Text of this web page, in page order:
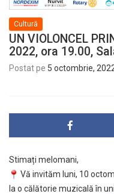
Cultură
UN VIOLONCEL
2022, ora 19.00,
Postat pe 5 octombrie,
Stimați melomani,
Vă invităm luni, 10
la o călătorie muzicală în